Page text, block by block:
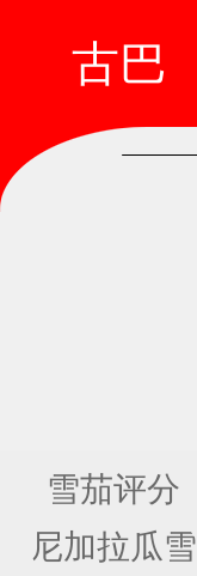
古巴
雪茄评分
尼加拉瓜雪